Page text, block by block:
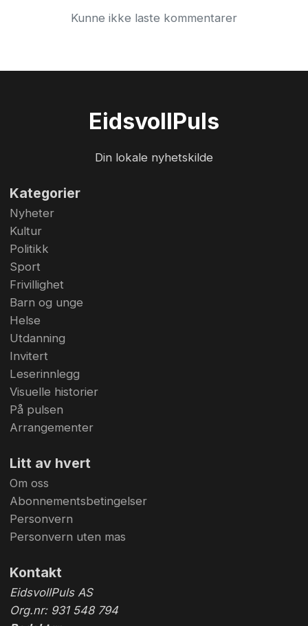
Kunne ikke laste kommentarer
EidsvollPuls
Din lokale nyhetskilde
Kategorier
Nyheter
Kultur
Politikk
Sport
Frivillighet
Barn og unge
Helse
Utdanning
Invitert
Leserinnlegg
Visuelle historier
På pulsen
Arrangementer
Litt av hvert
Om oss
Abonnementsbetingelser
Personvern
Personvern uten mas
Kontakt
EidsvollPuls AS
Org.nr: 931 548 794